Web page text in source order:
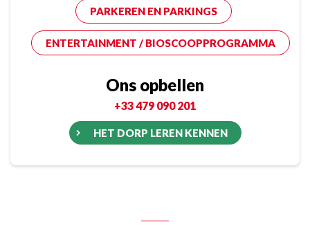
PARKEREN EN PARKINGS
ENTERTAINMENT / BIOSCOOPPROGRAMMA
Ons opbellen
+33 479 090 201
HET DORP LEREN KENNEN